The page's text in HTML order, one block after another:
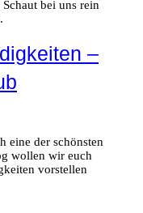
bei uns rein
–
eine der schönsten
wollen wir euch
vorstellen